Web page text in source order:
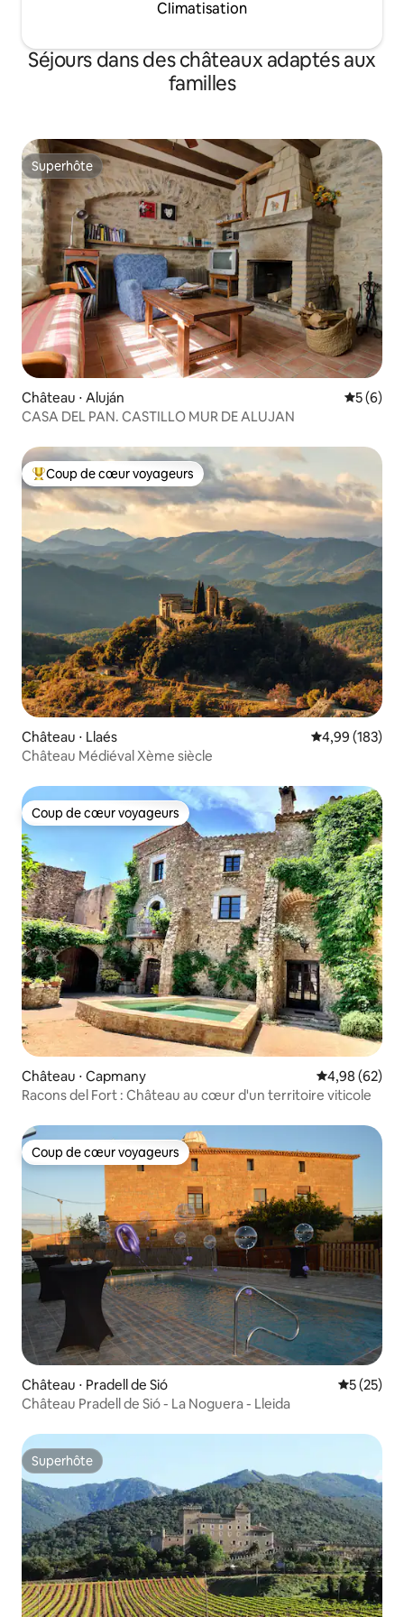
Climatisation
Séjours dans des châteaux adaptés aux
familles
Superhôte
Superhôte
Château ⋅ Aluján
5 (6)
CASA DEL PAN. CASTILLO MUR DE ALUJAN
Coups de cœur voyageurs les plus appréciés
Coup de cœur voyageurs
Château ⋅ Llaés Évaluation
4,99 (183)
Château Médiéval Xème siècle
Coup de cœur voyageurs
Coup de cœur voyageurs
Château ⋅ Capmany Évaluation
4,98 (62)
Racons del Fort : Château au cœur d'un territoire viticole
Coup de cœur voyageurs
Coup de cœur voyageurs
Château ⋅ Pradell de Sió
5 (25)
Château Pradell de Sió - La Noguera - Lleida
Superhôte
Superhôte